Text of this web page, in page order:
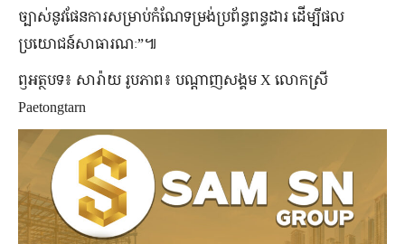
ច្បាស់នូវផែនការសម្រាប់កំណែទម្រង់ប្រព័ន្ធពន្ធដារ ដើម្បីផល
ប្រយោជន៍សាធារណៈ”៕
ឭអត្ថបទ៖ សារ៉ាយ រូបភាព៖ បណ្តាញសង្គម X លោកស្រី
Paetongtarn